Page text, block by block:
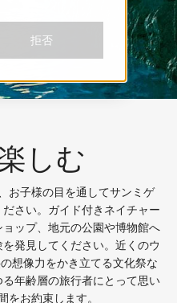
拒否
しむ
お子様の目を通してサンミゲ
さい。ガイド付きネイチャー
ップ、地元の公園や博物館へ
発見してください。近くのウ
想像力をかき立てる文化祭な
年齢層の旅行者にとって思い
をお約束します。